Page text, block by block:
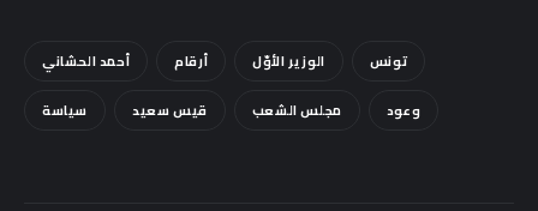
أحمد الحشاني أرقام الوزير الأوّل تونس
سياسة قيس سعيد مجلس الشعب وعود